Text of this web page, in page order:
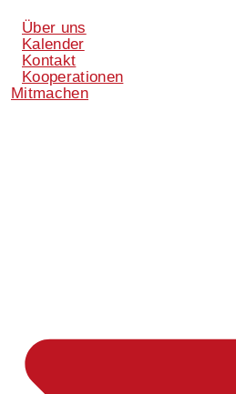
Über uns
Kalender
Kontakt
Kooperationen
Mitmachen